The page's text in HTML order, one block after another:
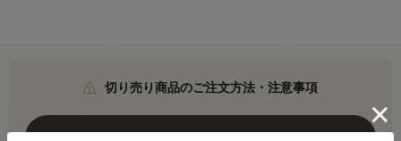
切り売り商品のご注文方法・注意事項